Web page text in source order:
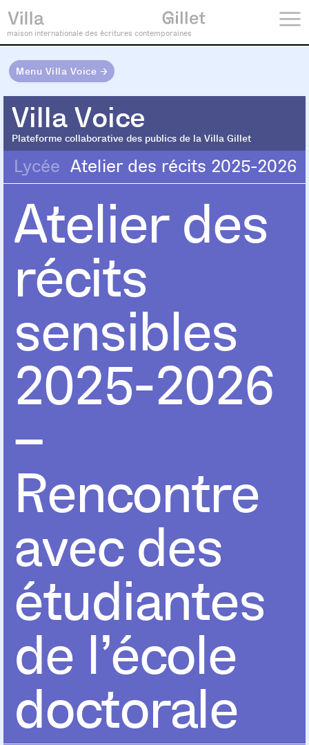
maison internationale des écritures contemporaines
Menu Villa Voice →
Villa Voice
Plateforme collaborative des publics de la Villa Gillet
Villa Voice
Lycée Atelier des récits 2025-2026
Atelier des
récits
sensibles
2025-2026
–
Rencontre
avec des
étudiantes
de l’école
doctorale